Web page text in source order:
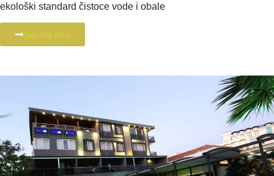
ekološki standard čistoce vode i obale
Saznaj više